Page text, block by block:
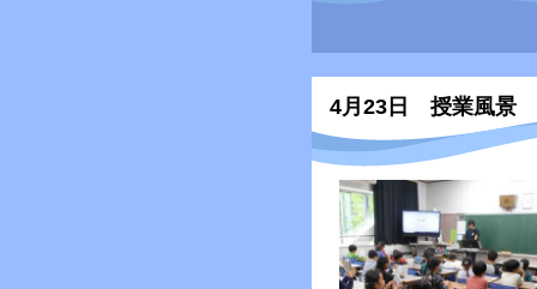
4月23日 授業風景